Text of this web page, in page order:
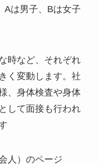
Aは男子、Bは女子
時など、それぞれ
く変動します。社
、身体検査や身体
して面接も行われ
人）のページ